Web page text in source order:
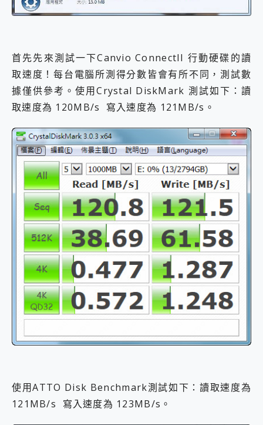
首先先來測試一下Canvio ConnectII 行動硬碟的讀
取速度！每台電腦所測得分數皆會有所不同，測試數
據僅供參考。使用Crystal DiskMark 測試如下：讀
取速度為 120MB/s 寫入速度為 121MB/s。
使用ATTO Disk Benchmark測試如下：讀取速度為
121MB/s 寫入速度為 123MB/s。